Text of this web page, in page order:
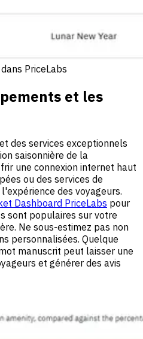
PriceLabs
et les
des services exceptionnels
saisonnière de la
une connexion internet haut
ou des services de
des voyageurs.
Dashboard PriceLabs pour
sont populaires sur votre
Ne sous-estimez pas non
personnalisées. Quelque
manuscrit peut laisser une
et générer des avis